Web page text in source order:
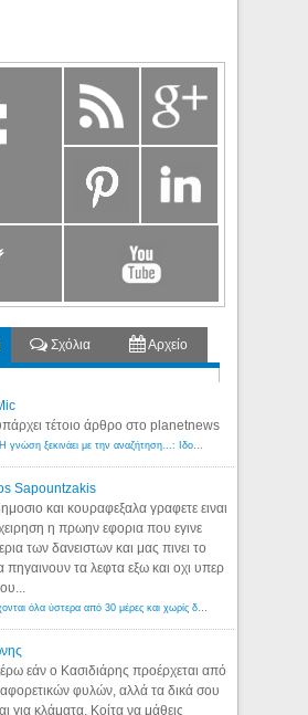
Σχόλια Αρχείο
τέτοιο άρθρο στο planetnews
Sapountzakis
και κουραφεξαλα γραφετε ειναι
η πρωην εφορια που εγινε
των δανειστων και μας πινει το
πηγαινουν τα λεφτα εξω και οχι υπερ
εάν ο Κασιδιάρης προέρχεται από
φυλών, αλλά τα δικά σου
για κλάματα. Κοίτα να μάθεις